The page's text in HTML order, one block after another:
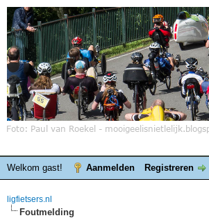
Welkom gast! Aanmelden Registreren
ligfietsers.nl
Foutmelding